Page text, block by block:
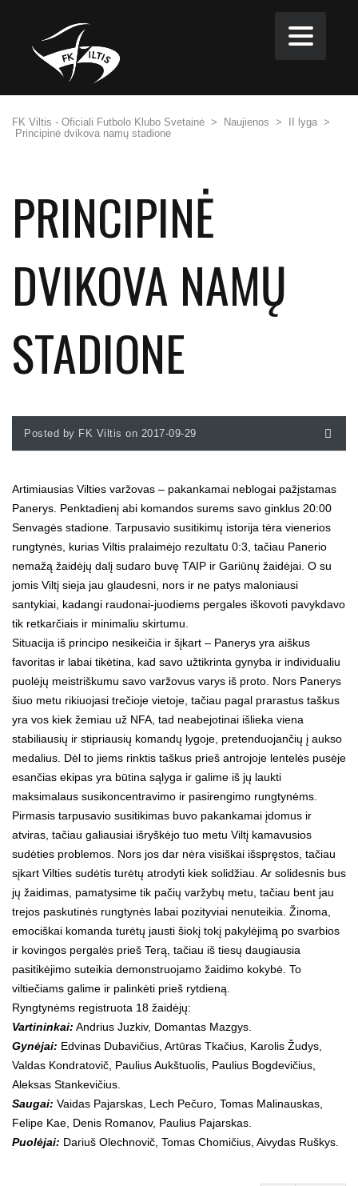
FK Viltis - Oficiali Futbolo Klubo Svetainė > Naujienos > II lyga >
Principinė dvikova namų stadione
PRINCIPINĖ
DVIKOVA NAMŲ
STADIONE
Posted by FK Viltis on 2017-09-29
Artimiausias Vilties varžovas – pakankamai neblogai pažįstamas
Panerys. Penktadienį abi komandos surems savo ginklus 20:00
Senvagės stadione. Tarpusavio susitikimų istorija tėra vienerios
rungtynės, kurias Viltis pralaimėjo rezultatu 0:3, tačiau Panerio
nemažą žaidėjų dalį sudaro buvę TAIP ir Gariūnų žaidėjai. O su
jomis Viltį sieja jau glaudesni, nors ir ne patys maloniausi
santykiai, kadangi raudonai-juodiems pergales iškovoti pavykdavo
tik retkarčiais ir minimaliu skirtumu.
Situacija iš principo nesikeičia ir šįkart – Panerys yra aiškus
favoritas ir labai tikėtina, kad savo užtikrinta gynyba ir individualiu
puolėjų meistriškumu savo varžovus varys iš proto. Nors Panerys
šiuo metu rikiuojasi trečioje vietoje, tačiau pagal prarastus taškus
yra vos kiek žemiau už NFA, tad neabejotinai išlieka viena
stabiliausių ir stipriausių komandų lygoje, pretenduojančių į aukso
medalius. Dėl to jiems rinktis taškus prieš antrojoje lentelės pusėje
esančias ekipas yra būtina sąlyga ir galime iš jų laukti
maksimalaus susikoncentravimo ir pasirengimo rungtynėms.
Pirmasis tarpusavio susitikimas buvo pakankamai įdomus ir
atviras, tačiau galiausiai išryškėjo tuo metu Viltį kamavusios
sudėties problemos. Nors jos dar nėra visiškai išspręstos, tačiau
sįkart Vilties sudėtis turėtų atrodyti kiek solidžiau. Ar solidesnis bus
jų žaidimas, pamatysime tik pačių varžybų metu, tačiau bent jau
trejos paskutinės rungtynės labai pozityviai nenuteikia. Žinoma,
emociškai komanda turėtų jausti šiokį tokį pakylėjimą po svarbios
ir kovingos pergalės prieš Terą, tačiau iš tiesų daugiausia
pasitikėjimo suteikia demonstruojamo žaidimo kokybė. To
viltiečiams galime ir palinkėti prieš rytdieną.
Ryngtynėms registruota 18 žaidėjų:
Vartininkai: Andrius Juzkiv, Domantas Mazgys.
Gynėjai: Edvinas Dubavičius, Artūras Tkačius, Karolis Žudys,
Valdas Kondratovič, Paulius Aukštuolis, Paulius Bogdevičius,
Aleksas Stankevičius.
Saugai: Vaidas Pajarskas, Lech Pečuro, Tomas Malinauskas,
Felipe Kae, Denis Romanov, Paulius Pajarskas.
Puolėjai: Dariuš Olechnovič, Tomas Chomičius, Aivydas Ruškys.